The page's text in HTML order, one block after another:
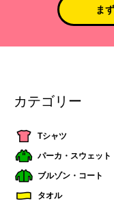
ま
カテゴリー
Tシャツ
パーカ・スウェット
ブルゾン・コート
タオル